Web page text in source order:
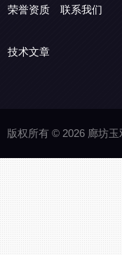
荣誉资质 联系我们
技术文章
版权所有 © 2026 廊坊